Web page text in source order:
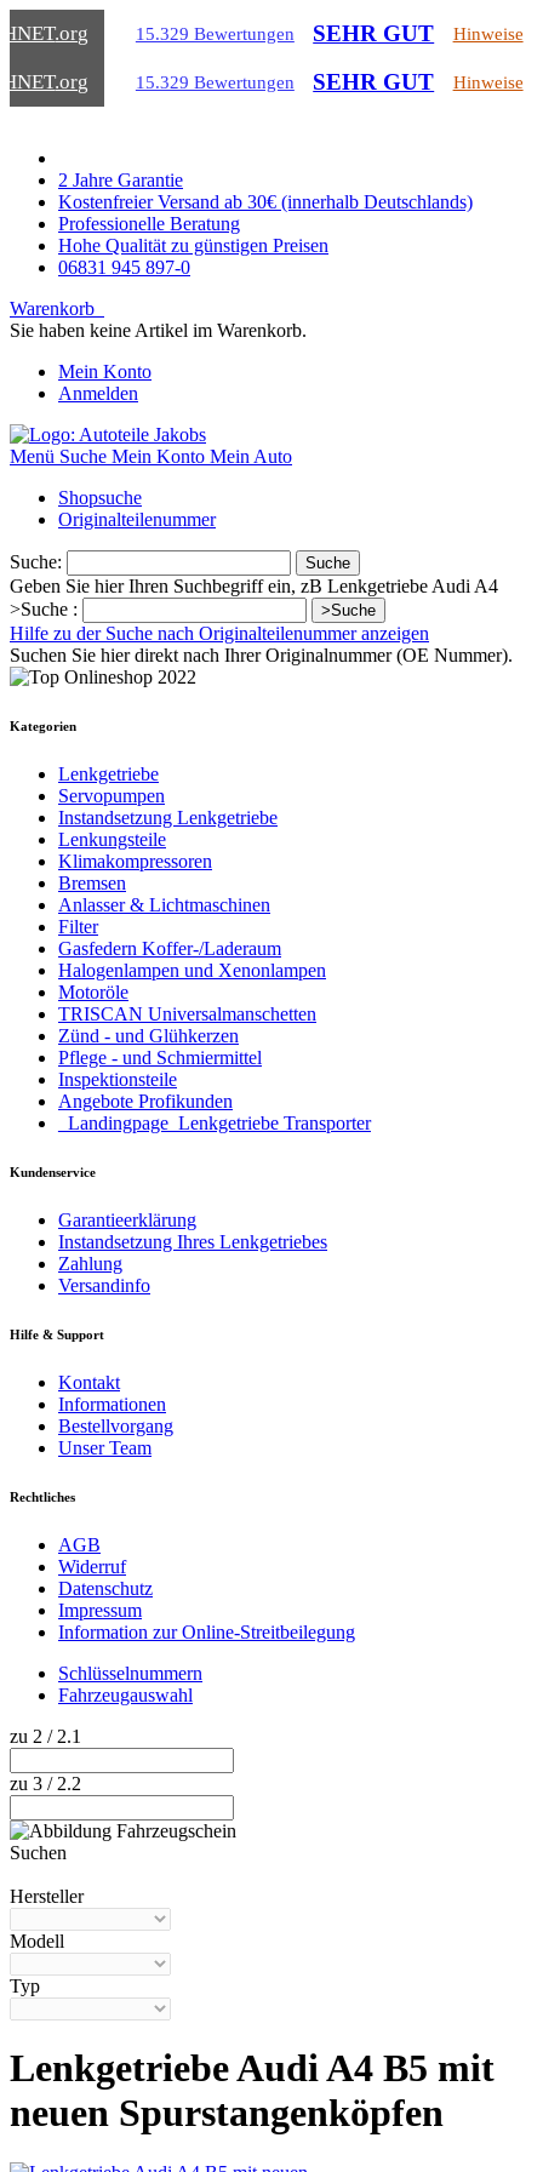
.org 15.329 Bewertungen SEHR GUT Hinweise
.org 15.329 Bewertungen SEHR GUT Hinweise
2 Jahre Garantie
Kostenfreier Versand ab 30€ (innerhalb Deutschlands)
Professionelle Beratung
Hohe Qualität zu günstigen Preisen
06831 945 897-0
Warenkorb
Sie haben keine Artikel im Warenkorb.
Mein Konto
Anmelden
Menü Suche Mein Konto Mein Auto
Shopsuche
Originalteilenummer
Suche: Suche
Geben Sie hier Ihren Suchbegriff ein, zB Lenkgetriebe Audi A4
>Suche :
>Suche
Hilfe zu der Suche nach Originalteilenummer anzeigen
Suchen Sie hier direkt nach Ihrer Originalnummer (OE Nummer).
Kategorien
Lenkgetriebe
Servopumpen
Instandsetzung Lenkgetriebe
Lenkungsteile
Klimakompressoren
Bremsen
Anlasser & Lichtmaschinen
Filter
Gasfedern Koffer-/Laderaum
Halogenlampen und Xenonlampen
Motoröle
TRISCAN Universalmanschetten
Zünd - und Glühkerzen
Pflege - und Schmiermittel
Inspektionsteile
Angebote Profikunden
_Landingpage_Lenkgetriebe Transporter
Kundenservice
Garantieerklärung
Instandsetzung Ihres Lenkgetriebes
Zahlung
Versandinfo
Hilfe & Support
Kontakt
Informationen
Bestellvorgang
Unser Team
Rechtliches
AGB
Widerruf
Datenschutz
Impressum
Information zur Online-Streitbeilegung
Schlüsselnummern
Fahrzeugauswahl
zu 2 / 2.1
zu 3 / 2.2
Suchen
Hersteller
Modell
Typ
Lenkgetriebe Audi A4 B5 mit
neuen Spurstangenköpfen